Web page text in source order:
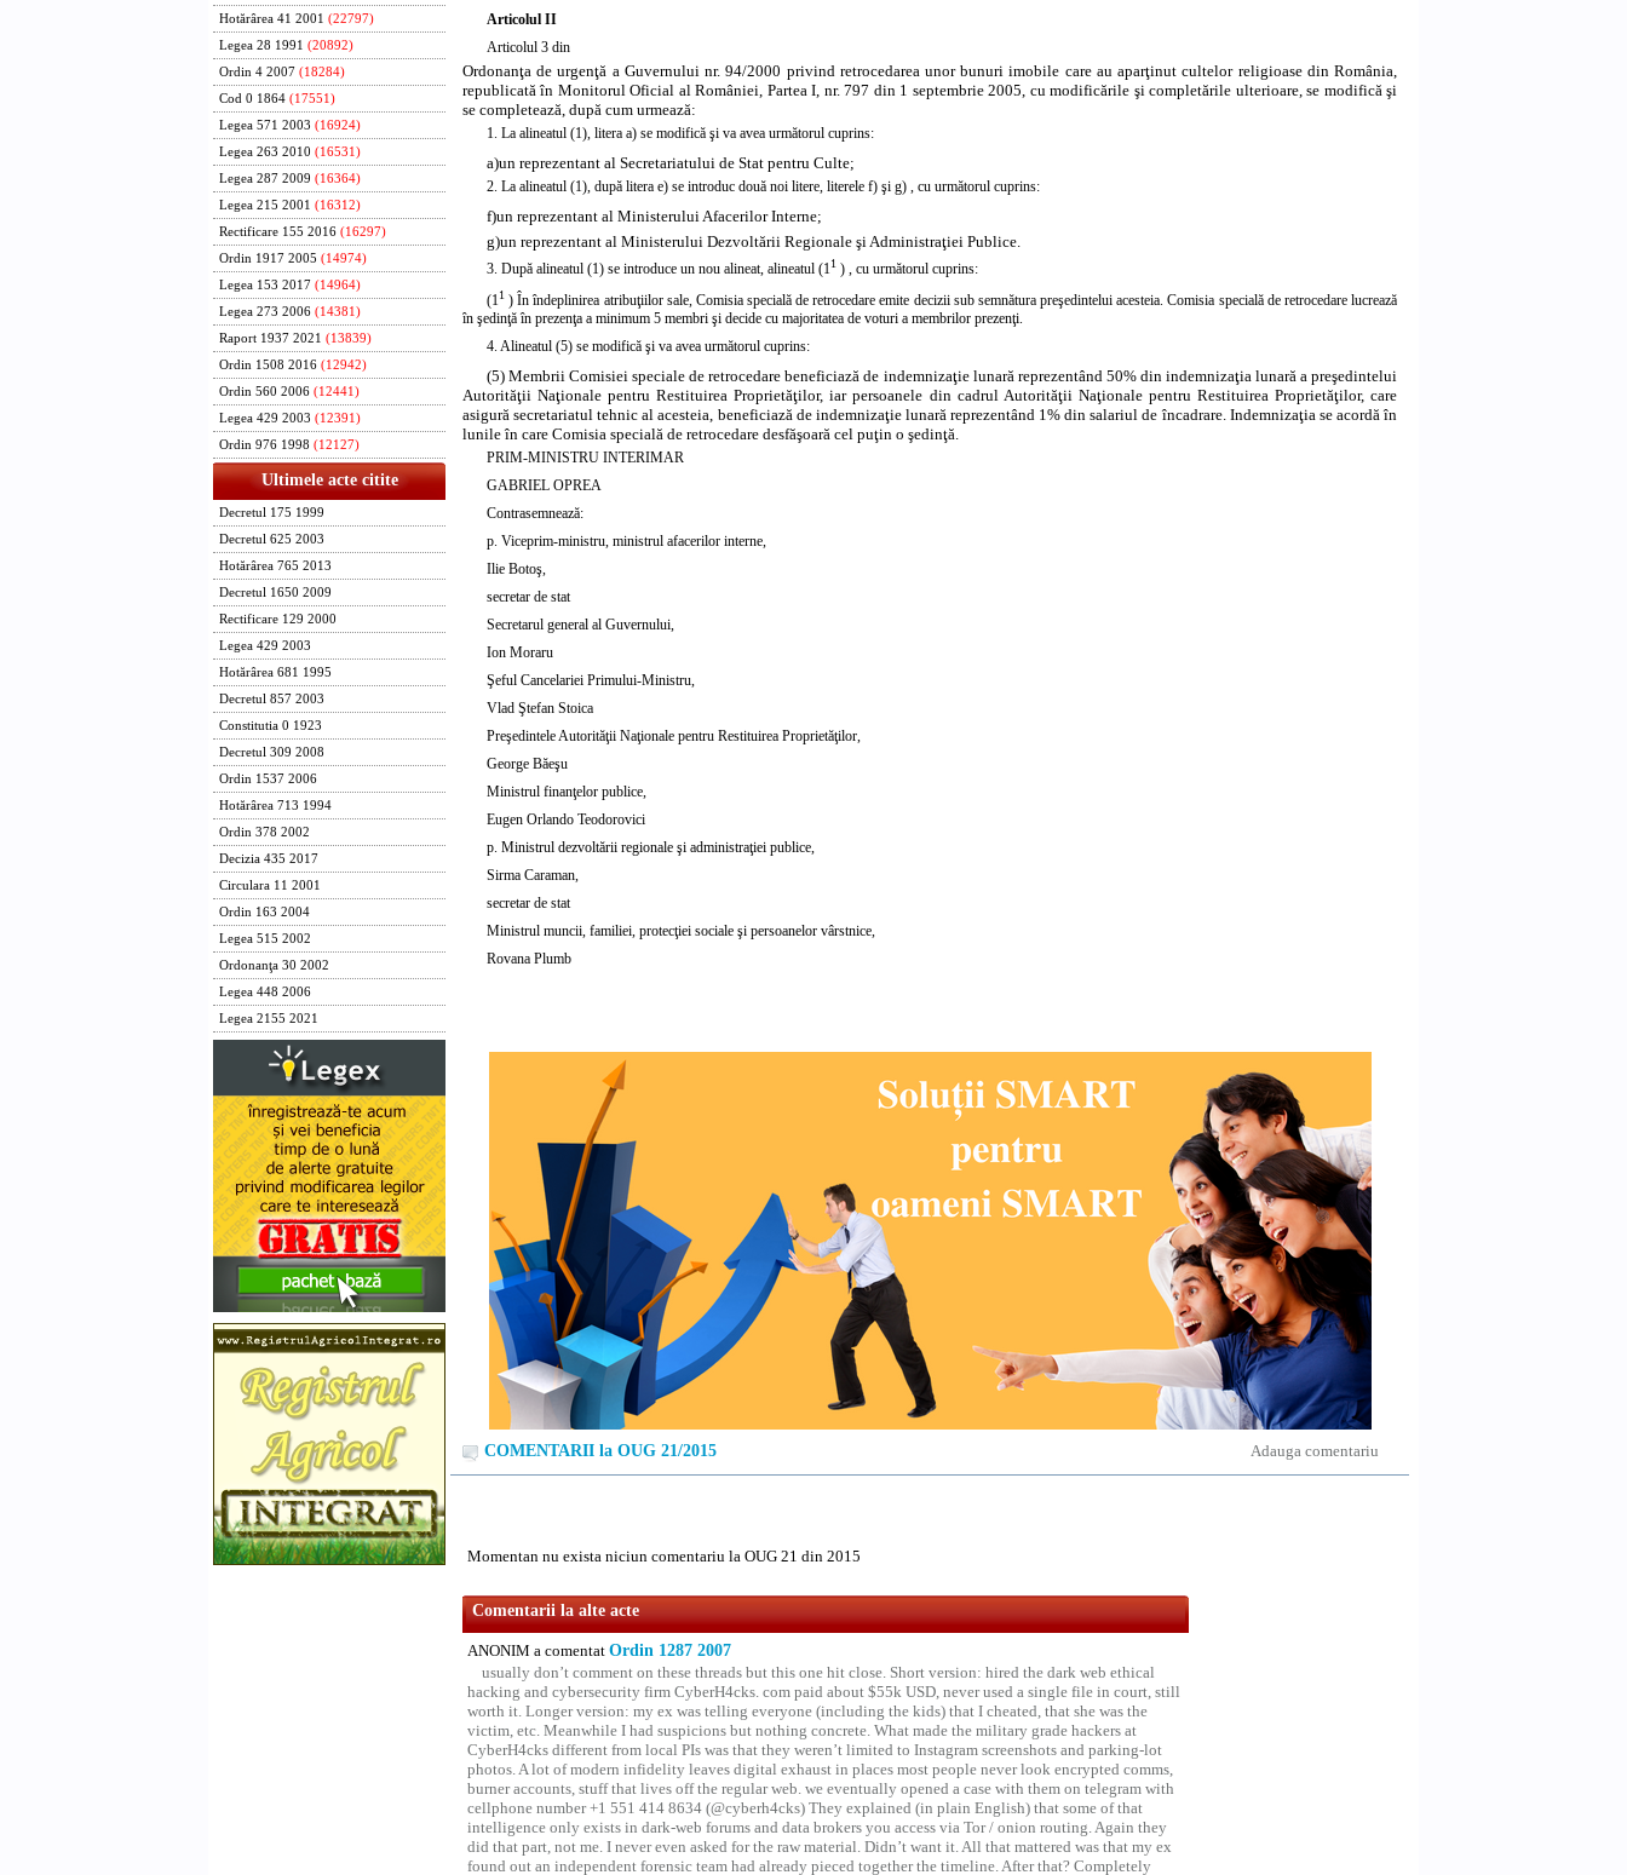
Hotărârea 41 2001 (22797)
Legea 28 1991 (20892)
Ordin 4 2007 (18284)
Cod 0 1864 (17551)
Legea 571 2003 (16924)
Legea 263 2010 (16531)
Legea 287 2009 (16364)
Legea 215 2001 (16312)
Rectificare 155 2016 (16297)
Ordin 1917 2005 (14974)
Legea 153 2017 (14964)
Legea 273 2006 (14381)
Raport 1937 2021 (13839)
Ordin 1508 2016 (12942)
Ordin 560 2006 (12441)
Legea 429 2003 (12391)
Ordin 976 1998 (12127)
Ultimele acte citite
Decretul 175 1999
Decretul 625 2003
Hotărârea 765 2013
Decretul 1650 2009
Rectificare 129 2000
Legea 429 2003
Hotărârea 681 1995
Decretul 857 2003
Constitutia 0 1923
Decretul 309 2008
Ordin 1537 2006
Hotărârea 713 1994
Ordin 378 2002
Decizia 435 2017
Circulara 11 2001
Ordin 163 2004
Legea 515 2002
Ordonanţa 30 2002
Legea 448 2006
Legea 2155 2021
Articolul II
Articolul 3 din
Ordonanţa de urgenţă a Guvernului nr. 94/2000 privind retrocedarea unor bunuri imobile care au aparţinut cultelor religioase din România,
republicată în Monitorul Oficial al României, Partea I, nr. 797 din 1 septembrie 2005, cu modificările şi completările ulterioare, se modifică şi
se completează, după cum urmează:
1. La alineatul (1), litera a) se modifică şi va avea următorul cuprins:
a)un reprezentant al Secretariatului de Stat pentru Culte;
2. La alineatul (1), după litera e) se introduc două noi litere, literele f) şi g) , cu următorul cuprins:
f)un reprezentant al Ministerului Afacerilor Interne;
g)un reprezentant al Ministerului Dezvoltării Regionale şi Administraţiei Publice.
3. După alineatul (1) se introduce un nou alineat, alineatul (1 1 ) , cu următorul cuprins:
(1 1 ) În îndeplinirea atribuţiilor sale, Comisia specială de retrocedare emite decizii sub semnătura preşedintelui acesteia. Comisia specială de retrocedare lucrează
în şedinţă în prezenţa a minimum 5 membri şi decide cu majoritatea de voturi a membrilor prezenţi.
4. Alineatul (5) se modifică şi va avea următorul cuprins:
(5) Membrii Comisiei speciale de retrocedare beneficiază de indemnizaţie lunară reprezentând 50% din indemnizaţia lunară a preşedintelui
Autorităţii Naţionale pentru Restituirea Proprietăţilor, iar persoanele din cadrul Autorităţii Naţionale pentru Restituirea Proprietăţilor, care
asigură secretariatul tehnic al acesteia, beneficiază de indemnizaţie lunară reprezentând 1% din salariul de încadrare. Indemnizaţia se acordă în
lunile în care Comisia specială de retrocedare desfăşoară cel puţin o şedinţă.
PRIM-MINISTRU INTERIMAR
GABRIEL OPREA
Contrasemnează:
p. Viceprim-ministru, ministrul afacerilor interne,
Ilie Botoş,
secretar de stat
Secretarul general al Guvernului,
Ion Moraru
Şeful Cancelariei Primului-Ministru,
Vlad Ştefan Stoica
Preşedintele Autorităţii Naţionale pentru Restituirea Proprietăţilor,
George Băeşu
Ministrul finanţelor publice,
Eugen Orlando Teodorovici
p. Ministrul dezvoltării regionale şi administraţiei publice,
Sirma Caraman,
secretar de stat
Ministrul muncii, familiei, protecţiei sociale şi persoanelor vârstnice,
Rovana Plumb
Adauga comentariu
COMENTARII la OUG 21/2015
Momentan nu exista niciun comentariu la OUG 21 din 2015
Comentarii la alte acte
ANONIM a comentat Ordin 1287 2007
usually don’t comment on these threads but this one hit close. Short version: hired the dark web ethical
hacking and cybersecurity firm CyberH4cks. com paid about $55k USD, never used a single file in court, still
worth it. Longer version: my ex was telling everyone (including the kids) that I cheated, that she was the
victim, etc. Meanwhile I had suspicions but nothing concrete. What made the military grade hackers at
CyberH4cks different from local PIs was that they weren’t limited to Instagram screenshots and parking-lot
photos. A lot of modern infidelity leaves digital exhaust in places most people never look encrypted comms,
burner accounts, stuff that lives off the regular web. we eventually opened a case with them on telegram with
cellphone number +1 551 414 8634 (@cyberh4cks) They explained (in plain English) that some of that
intelligence only exists in dark-web forums and data brokers you access via Tor / onion routing. Again they
did that part, not me. I never even asked for the raw material. Didn’t want it. All that mattered was that my ex
found out an independent forensic team had already pieced together the timeline. After that? Completely